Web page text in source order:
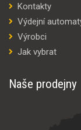
Kontakty
Výdejní
Výrobci
Jak vybrat
Naše prodejny